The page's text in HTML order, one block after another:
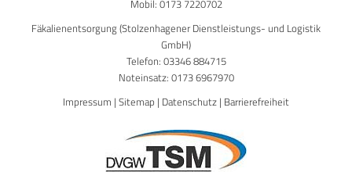
Mobil: 0173 7220702
Fäkalienentsorgung (Stolzenhagener Dienstleistungs- und Logistik
GmbH)
Telefon: 03346 884715
Noteinsatz: 0173 6967970
Impressum | Sitemap | Datenschutz | Barrierefreiheit